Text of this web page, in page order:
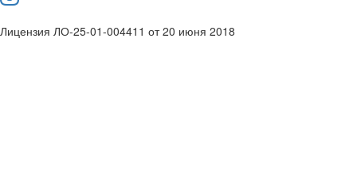
Лицензия ЛО-25-01-004411 от 20 июня 2018